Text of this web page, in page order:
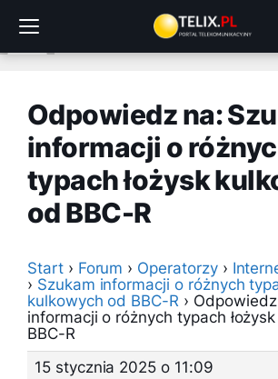
treści
Odpowiedz na:
informacji o
typach łożysk
od BBC-R
Start › Forum › Operatorzy ›
› Szukam informacji o różnych
kulkowych od BBC-R ›
informacji o różnych typach
BBC-R
15 stycznia 2025 o 11:09